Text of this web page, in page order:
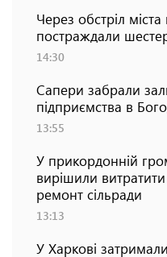
Через обстріл
постраждали
14:30
Сапери забрали
підприємства в
13:55
У прикордонній
вирішили
ремонт сільради
13:13
У Харкові